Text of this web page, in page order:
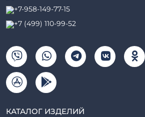
+7-958-149-77-15
+7 (499) 110-99-52
КАТАЛОГ ИЗДЕЛИЙ